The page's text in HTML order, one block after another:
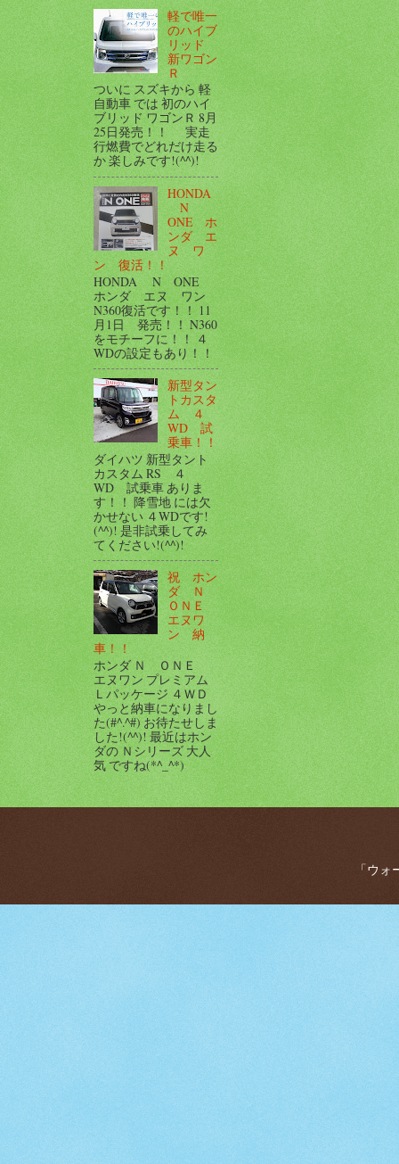
軽で唯一
のハイブ
リッド
新ワゴン
Ｒ
ついに スズキから 軽
自動車 では 初のハイ
ブリッド ワゴンＲ 8月
25日発売！！ 実走
行燃費でどれだけ走る
か 楽しみです!(^^)!
HONDA
N
ONE ホ
ンダ エ
ヌ ワ
ン 復活！！
HONDA N ONE
ホンダ エヌ ワン
N360復活です！！ 11
月1日 発売！！ N360
をモチーフに！！ ４
WDの設定もあり！！
新型タン
トカスタ
ム ４
WD 試
乗車！！
ダイハツ 新型タント
カスタム RS ４
WD 試乗車 ありま
す！！ 降雪地 には欠
かせない ４WDです!
(^^)! 是非試乗してみ
てください!(^^)!
祝 ホン
ダ Ｎ
ＯＮＥ
エヌワ
ン 納
車！！
ホンダ Ｎ ＯＮＥ
エヌワン プレミアム
Ｌパッケージ ４ＷＤ
やっと納車になりまし
た(#^.^#) お待たせしま
した!(^^)! 最近はホン
ダの Ｎシリーズ 大人
気 ですね(*^_^*)
「ウ